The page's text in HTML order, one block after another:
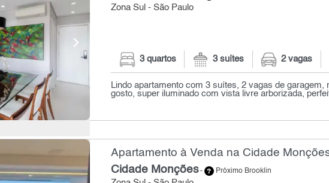
Zona Sul - São Paulo
3 quartos 3 suítes 2 vagas
Lindo apartamento com 3 suítes, 2 vagas de garagem,
gosto, super iluminado com vista livre arborizada,
Apartamento à Venda na Cidade
Cidade Monções- Próximo Brooklin